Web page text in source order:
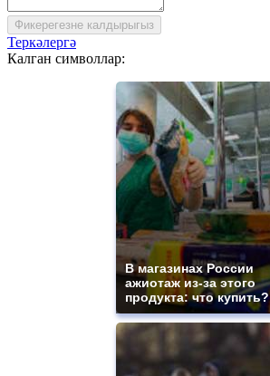
Фикерегезне калдырыгыз
Теркәлергә
Калган символлар:
В магазинах России
ажиотаж из-за этого
продукта: что купить?